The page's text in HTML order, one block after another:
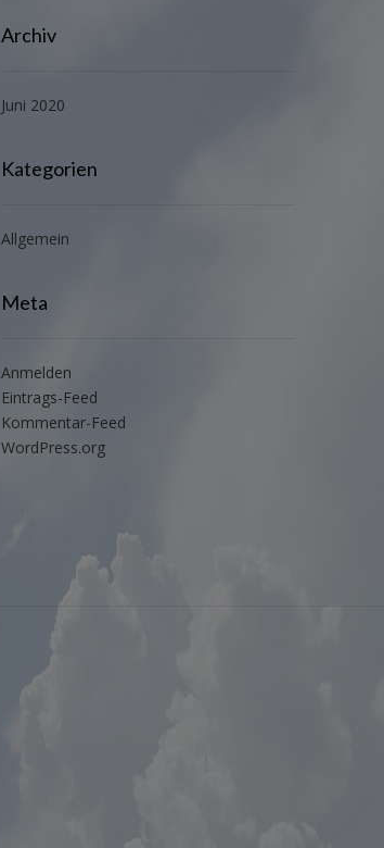
Archiv
Juni 2020
Kategorien
Allgemein
Meta
Anmelden
Eintrags-Feed
Kommentar-Feed
WordPress.org